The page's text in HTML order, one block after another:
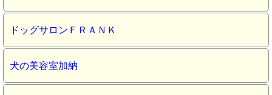
ドッグサロンＦＲＡＮＫ
犬の美容室加納